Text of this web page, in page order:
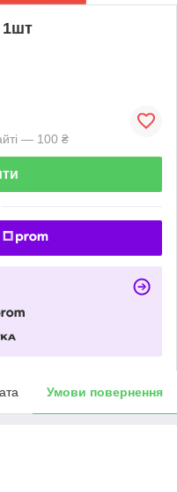
1шт
— 100 ₴
Умови повернення